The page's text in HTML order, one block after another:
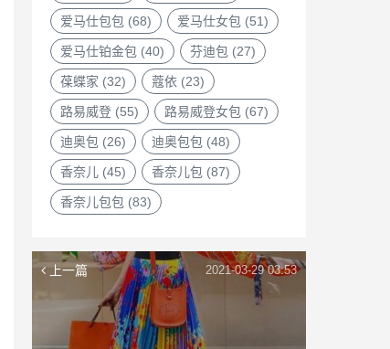
爱马仕包包 (68) 爱马仕女包 (51)
爱马仕铂金包 (40) 芬迪包 (27)
葆蝶家 (32) 蔻依 (23)
路易威登 (55) 路易威登女包 (67)
迪奥包 (26) 迪奥包包 (48)
香奈儿 (45) 香奈儿包 (87)
香奈儿包包 (83)
上一篇 2021-03-29 03:53